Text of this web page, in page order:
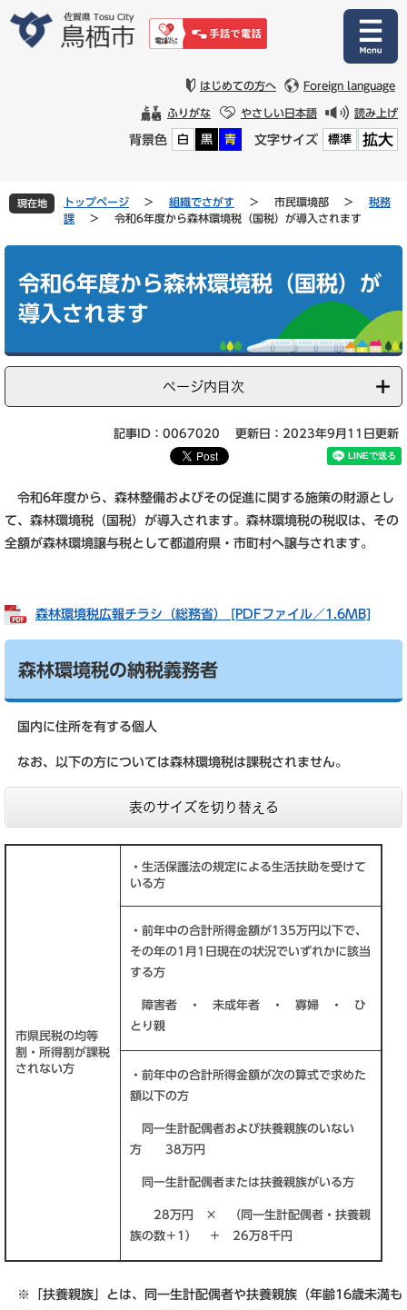
文
はじめての方へ Foreign language
ふりがな やさしい日本語 読み上げ
背景色 白 黒 青 文字サイズ 標準 拡大
現在地 トップページ > 組織でさがす > 市民環境部 >
税務
課
> 令和6年度から森林環境税（国税）が導入されます
令和6年度から森林環境税（国税）が
導入されます
ページ内目次
記事ID：0067020 更新日：2023年9月11日更新
令和6年度から、森林整備およびその促進に関する施策の財源とし
て、森林環境税（国税）が導入されます。森林環境税の税収は、その
全額が森林環境譲与税として都道府県・市町村へ譲与されます。
森林環境税広報チラシ（総務省） [PDFファイル／1.6MB]
森林環境税の納税義務者
国内に住所を有する個人
なお、以下の方については森林環境税は課税されません。
表のサイズを切り替える
市県民税の均等
割・所得割が課税
されない方
・生活保護法の規定による生活扶助を受けて
いる方
・前年中の合計所得金額が135万円以下で、
その年の1月1日現在の状況でいずれかに該当
する方
障害者 ・ 未成年者 ・ 寡婦 ・ ひ
とり親
・前年中の合計所得金額が次の算式で求めた
額以下の方
同一生計配偶者および扶養親族のいない
方 38万円
同一生計配偶者または扶養親族がいる方
28万円 × （同一生計配偶者・扶養親
族の数＋1） ＋ 26万8千円
※「扶養親族」とは、同一生計配偶者や扶養親族（年齢16歳未満も